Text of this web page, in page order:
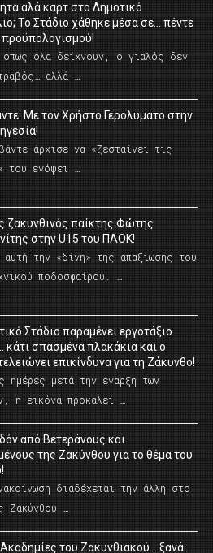
αλά καρτ στο Δημοτικό
Το Στάδιο χάθηκε μέσα σε… πέντε
προϋπολογισμού!
όπως όλα δείχνουν, ο γιαλός δεν
αλλά …
Με τον Χρήστο Γερολυμάτο στην
άρχισε να «ζεσταίνει τις
του ενόψει …
ζακυνθινός παίκτης Φώτης
στην U15 του ΠΑΟΚ!
την «δίνη» της απαξίωσης του
ποδοσφαίρου. …
Στάδιο παραμένει εργοτάξιο
κάτι σπασμένα πλακάκια και ο
επικίνδυνα για τη Ζάκυνθο!
ημέρες μετά την έναρξη των
η εικόνα προκαλεί …
από Βετεράνους και
της Ζακύνθου για το θέμα του
διαδέχεται την άλλη στο
Ζακύνθου …
του Ζακυνθιακού… ξανά